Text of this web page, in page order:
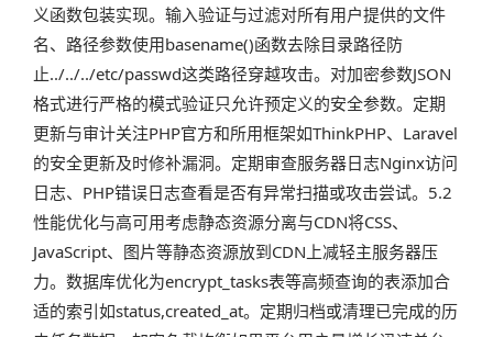
义函数包装实现。输入验证与过滤对所有用户提供的文件
名、路径参数使用basename()函数去除目录路径防
止../../../etc/passwd这类路径穿越攻击。对加密参数JSON
格式进行严格的模式验证只允许预定义的安全参数。定期
更新与审计关注PHP官方和所用框架如ThinkPHP、Laravel
的安全更新及时修补漏洞。定期审查服务器日志Nginx访问
日志、PHP错误日志查看是否有异常扫描或攻击尝试。5.2
性能优化与高可用考虑静态资源分离与CDN将CSS、
JavaScript、图片等静态资源放到CDN上减轻主服务器压
力。数据库优化为encrypt_tasks表等高频查询的表添加合
适的索引如status,created_at。定期归档或清理已完成的历